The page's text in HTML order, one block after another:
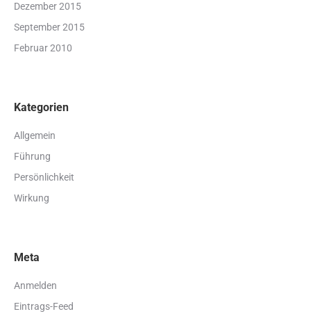
Dezember 2015
September 2015
Februar 2010
Kategorien
Allgemein
Führung
Persönlichkeit
Wirkung
Meta
Anmelden
Eintrags-Feed